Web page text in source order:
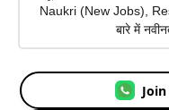
Naukri (New Jobs),
बारे में